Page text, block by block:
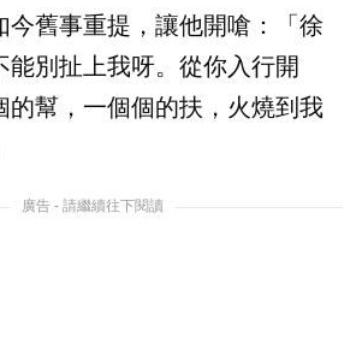
今舊事重提，讓他開嗆：「徐
能別扯上我呀。從你入行開
的幫，一個個的扶，火燒到我
廣告 - 請繼續往下閱讀